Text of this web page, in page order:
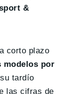
&
corto plazo
modelos por
tardío
las cifras de